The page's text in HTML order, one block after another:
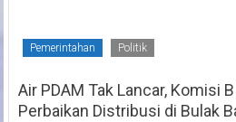
Pemerintahan Politik
Air PDAM Tak Lancar, Komisi
Perbaikan Distribusi di Bulak